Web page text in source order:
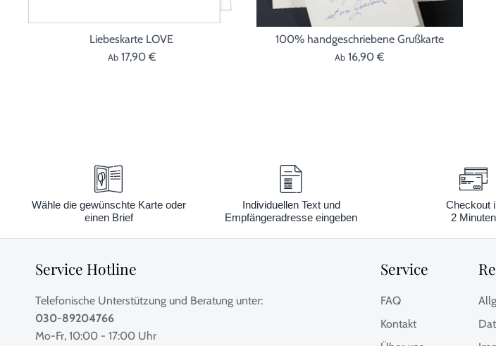
Liebeskarte LOVE
Ab 17,90 €
100% handgeschriebene Grußkarte
Ab 16,90 €
Wähle die gewünschte Karte oder
einen Brief
Individuellen Text und
Empfängeradresse eingeben
Checkout
2 Minuten
Service Hotline
Telefonische Unterstützung und Beratung unter:
030-89204766
Mo-Fr, 10:00 - 17:00 Uhr
Service
FAQ
Kontakt